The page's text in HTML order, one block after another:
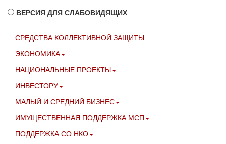
ВЕРСИЯ ДЛЯ СЛАБОВИДЯЩИХ
СРЕДСТВА КОЛЛЕКТИВНОЙ ЗАЩИТЫ
ЭКОНОМИКА
НАЦИОНАЛЬНЫЕ ПРОЕКТЫ
ИНВЕСТОРУ
МАЛЫЙ И СРЕДНИЙ БИЗНЕС
ИМУЩЕСТВЕННАЯ ПОДДЕРЖКА МСП
ПОДДЕРЖКА СО НКО